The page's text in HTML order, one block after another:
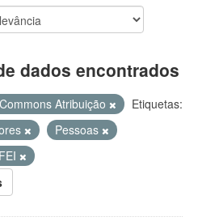
dados encontrados
Atribuição
Etiquetas:
Pessoas